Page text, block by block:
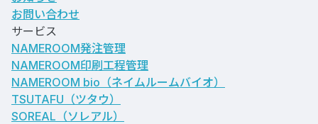
お問い合わせ
サービス
NAMEROOM発注管理
NAMEROOM印刷工程管理
NAMEROOM bio （ネイムルームバイオ）
TSUTAFU（ツタウ）
SOREAL（ソレアル）